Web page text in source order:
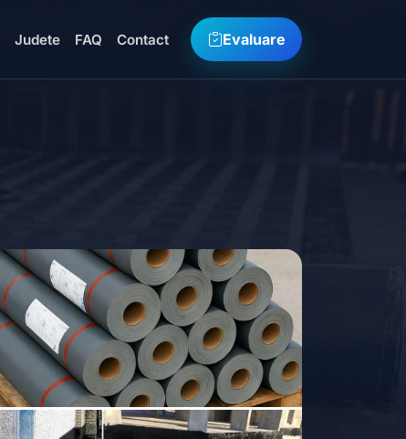
Judete FAQ Contact Evaluare